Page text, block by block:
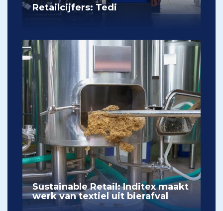
Retailcijfers: Tedi
Sustainable Retail: Inditex maakt
werk van textiel uit bierafval